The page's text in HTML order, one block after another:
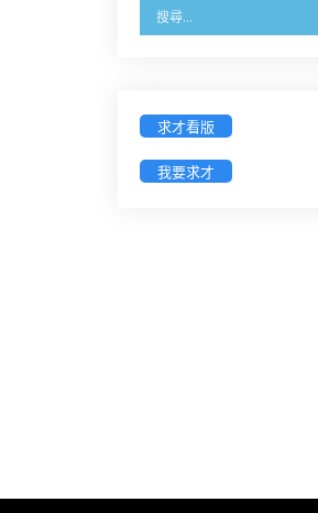
登記)
參加「勞動權益講習」
臺灣新北地方法院115
滿提前截止，實體＋
求才看版
我要求才